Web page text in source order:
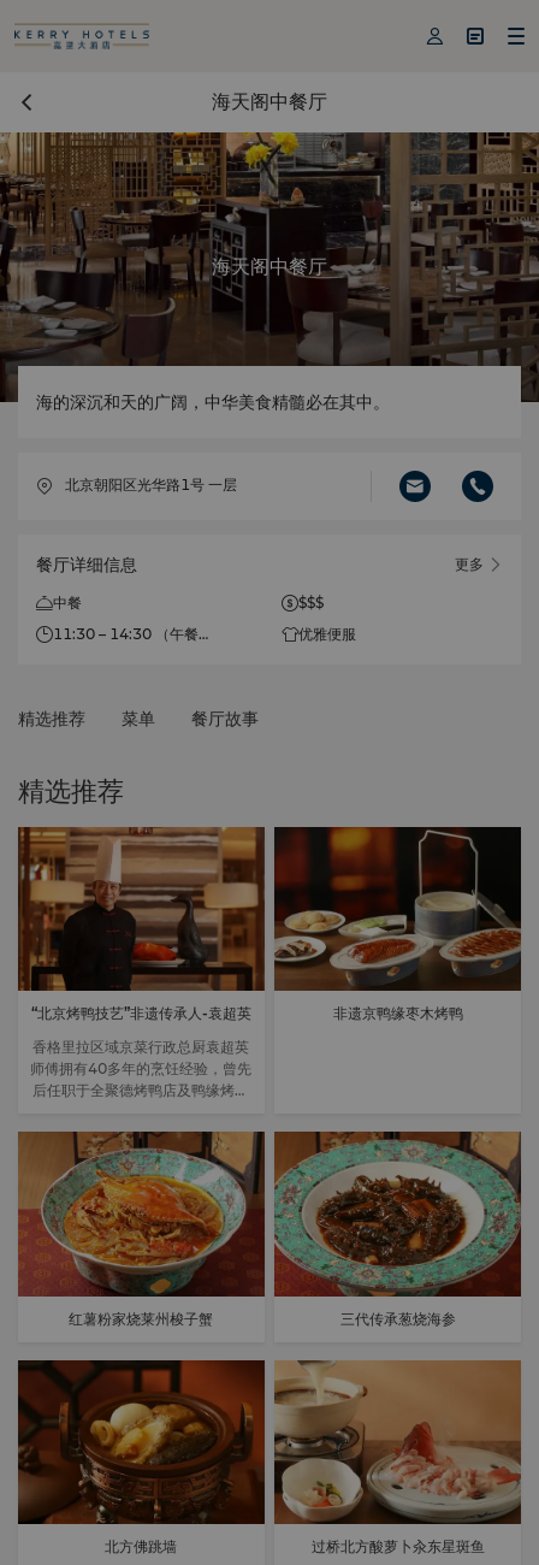
  
海天阁中餐厅
海天阁中餐厅
海的深沉和天的广阔，中华美食精髓必在其中。
北京朝阳区光华路1号 一层
餐厅详细信息 更多
中餐
$$$
11:30 – 14:30 （午餐）
优雅便服
精选推荐 菜单 餐厅故事
精选推荐
“北京烤鸭技艺”非遗传承人-袁超英
香格里拉区域京菜行政总厨袁超英
师傅拥有40多年的烹饪经验，曾先
后任职于全聚德烤鸭店及鸭缘烤鸭
鸭缘烤鸭广受全球各地食客的喜
爱。袁师傅曾先后到访日本、德
国、菲律宾、法国等众多国家分享
他的烹饪技艺，成功将地道北京烤
鸭带向国际。
非遗烤鸭由袁超英师傅运用匠心传
承160余年的挂炉烤鸭技艺，尊崇
100多年的枣木烤制方法精心烤
膛、洗膛、烫皮、打色、晾皮及灌
作，确保每一只新鲜出炉的烤鸭都
能保持始终如一的高品质。
非遗京鸭缘枣木烤鸭
红薯粉家烧莱州梭子蟹 三代传承葱烧海参
北方佛跳墙 过桥北方酸萝卜汆东星斑鱼